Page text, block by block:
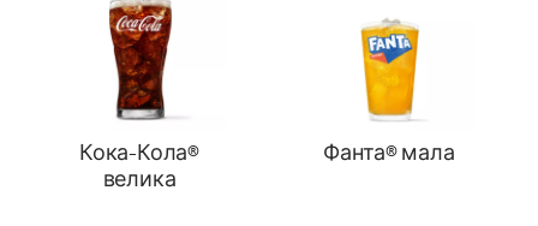
Кока-Кола®
велика
Фанта® мала